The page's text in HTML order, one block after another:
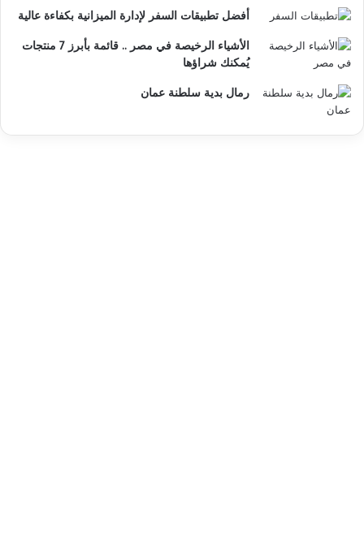
أفضل تطبيقات السفر لإدارة الميزانية بكفاءة عالية
الأشياء الرخيصة في مصر .. قائمة بأبرز 7 منتجات
يُمكنك شراؤها
رمال بدية سلطنة عمان